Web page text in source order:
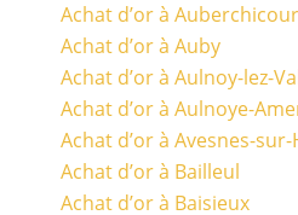
Achat d’or à
Achat d’or à Auby
Achat d’or à Aulnoy-lez-
Achat d’or à Aulnoye-
Achat d’or à Avesnes-
Achat d’or à Bailleul
Achat d’or à Baisieux